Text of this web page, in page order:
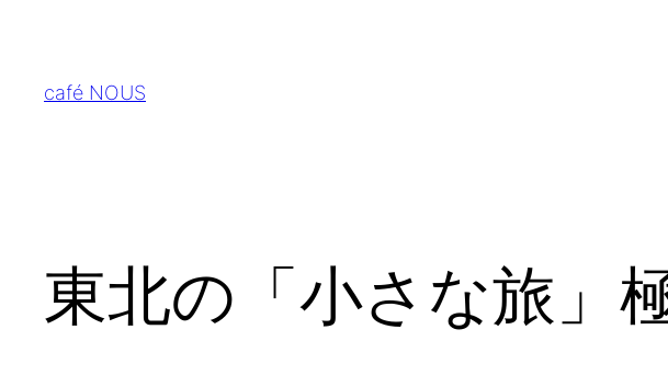
café NOUS
東北の「小さな旅」